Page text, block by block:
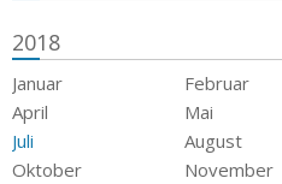
2018
Januar Februar
April
Mai
Juli
August
Oktober
November